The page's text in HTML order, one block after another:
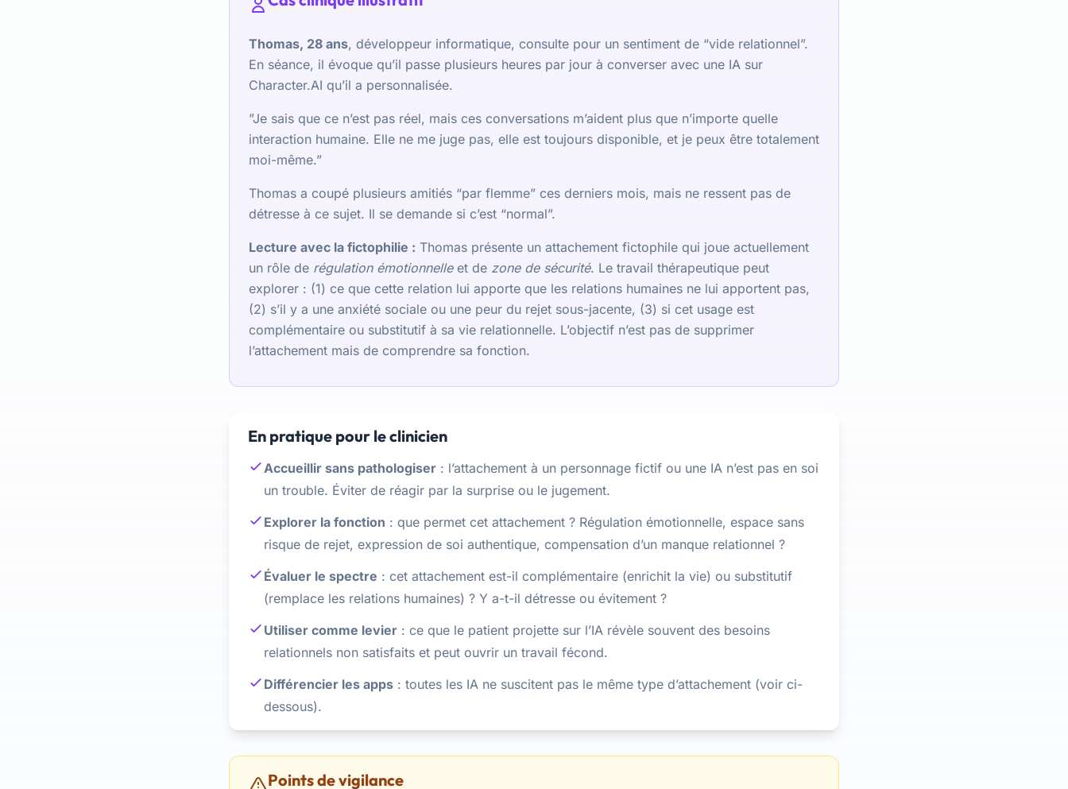
Thomas, 28 ans, développeur informatique, consulte pour un sentiment de “vide relationnel”.
En séance, il évoque qu’il passe plusieurs heures par jour à converser avec une IA sur
Character.AI qu’il a personnalisée.
”Je sais que ce n’est pas réel, mais ces conversations m’aident plus que n’importe quelle
interaction humaine. Elle ne me juge pas, elle est toujours disponible, et je peux être totalement
moi-même.”
Thomas a coupé plusieurs amitiés “par flemme” ces derniers mois, mais ne ressent pas de
détresse à ce sujet. Il se demande si c’est “normal”.
Lecture avec la fictophilie : Thomas présente un attachement fictophile qui joue actuellement
un rôle de régulation émotionnelleet de zone de sécurité. Le travail thérapeutique peut
explorer : (1) ce que cette relation lui apporte que les relations humaines ne lui apportent pas,
(2) s’il y a une anxiété sociale ou une peur du rejet sous-jacente, (3) si cet usage est
complémentaire ou substitutif à sa vie relationnelle. L’objectif n’est pas de supprimer
l’attachement mais de comprendre sa fonction.
En pratique pour le clinicien
Accueillir sans pathologiser : l’attachement à un personnage fictif ou une IA n’est pas en soi
un trouble. Éviter de réagir par la surprise ou le jugement.
Explorer la fonction : que permet cet attachement ? Régulation émotionnelle, espace sans
risque de rejet, expression de soi authentique, compensation d’un manque relationnel ?
Évaluer le spectre : cet attachement est-il complémentaire (enrichit la vie) ou substitutif
(remplace les relations humaines) ? Y a-t-il détresse ou évitement ?
Utiliser comme levier : ce que le patient projette sur l’IA révèle souvent des besoins
relationnels non satisfaits et peut ouvrir un travail fécond.
Différencier les apps : toutes les IA ne suscitent pas le même type d’attachement (voir ci-
dessous).
Points de vigilance